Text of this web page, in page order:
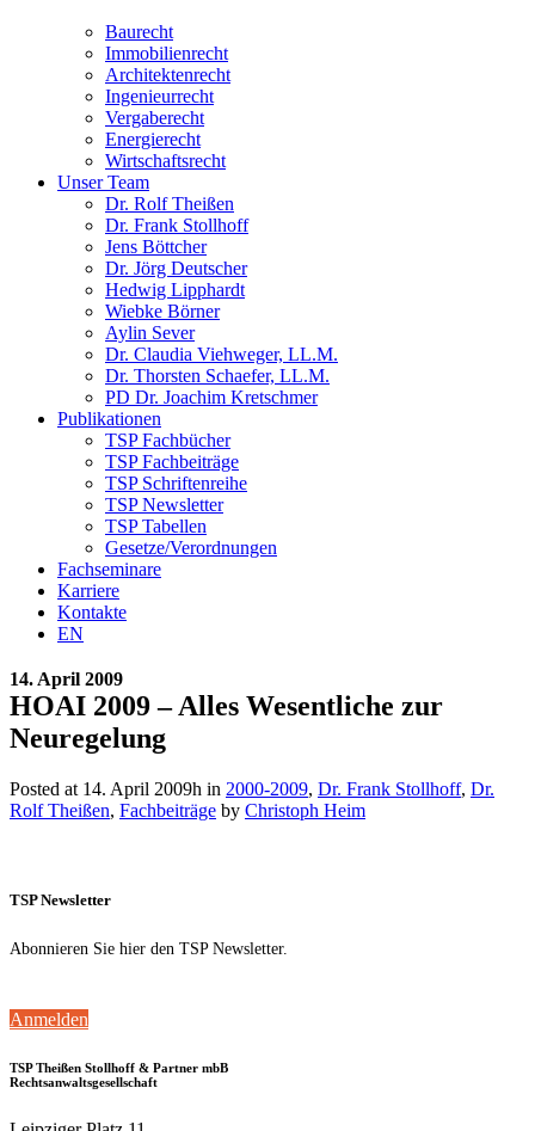
Baurecht
Immobilienrecht
Architektenrecht
Ingenieurrecht
Vergaberecht
Energierecht
Wirtschaftsrecht
Unser Team
Dr. Rolf Theißen
Dr. Frank Stollhoff
Jens Böttcher
Dr. Jörg Deutscher
Hedwig Lipphardt
Wiebke Börner
Aylin Sever
Dr. Claudia Viehweger, LL.M.
Dr. Thorsten Schaefer, LL.M.
PD Dr. Joachim Kretschmer
Publikationen
TSP Fachbücher
TSP Fachbeiträge
TSP Schriftenreihe
TSP Newsletter
TSP Tabellen
Gesetze/Verordnungen
Fachseminare
Karriere
Kontakte
EN
14. April 2009
HOAI 2009 – Alles Wesentliche zur
Neuregelung
Posted at 14. April 2009h in 2000-2009, Dr. Frank Stollhoff, Dr.
Rolf Theißen, Fachbeiträge by Christoph Heim
TSP Newsletter
Abonnieren Sie hier den TSP Newsletter.
Anmelden
TSP Theißen Stollhoff & Partner mbB
Rechtsanwaltsgesellschaft